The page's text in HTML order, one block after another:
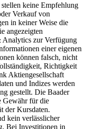
keine Empfehlung
Verkauf von
in keiner Weise die
angezeigten
zur Verfügung
einer eigenen
können falsch, nicht
Richtigkeit
Aktiengesellschaft
und Indizes werden
gestellt. Die Baader
Gewähr für die
der Kursdaten.
kein verlässlicher
Bei Investitionen in